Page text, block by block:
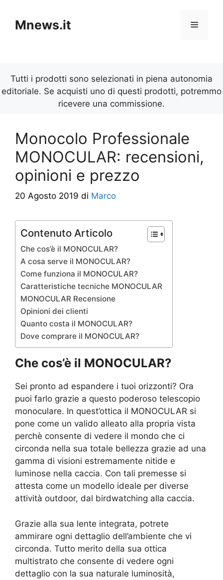
contenuto
Mnews.it Menu
Tutti i prodotti sono selezionati in piena autonomia
editoriale. Se acquisti uno di questi prodotti, potremmo
ricevere una commissione.
Monocolo Professionale
MONOCULAR: recensioni,
opinioni e prezzo
20 Agosto 2019 di Marco
Contenuto Articolo
Che cos’è il MONOCULAR?
A cosa serve il MONOCULAR?
Come funziona il MONOCULAR?
Caratteristiche tecniche MONOCULAR
MONOCULAR Recensione
Opinioni dei clienti
Quanto costa il MONOCULAR?
Dove comprare il MONOCULAR?
Che cos’è il MONOCULAR?
Sei pronto ad espandere i tuoi orizzonti? Ora
puoi farlo grazie a questo poderoso telescopio
monoculare. In quest’ottica il MONOCULAR si
pone come un valido alleato alla propria vista
perchè consente di vedere il mondo che ci
circonda nella sua totale bellezza grazie ad una
gamma di visioni estremamente nitide e
luminose nella caccia. Con tali premesse si
attesta come un modello ideale per diverse
attività outdoor, dal birdwatching alla caccia.
Grazie alla sua lente integrata, potrete
ammirare ogni dettaglio dell’ambiente che vi
circonda. Tutto merito della sua ottica
multistrato che consente di vedere ogni
dettaglio con la sua naturale luminosità,